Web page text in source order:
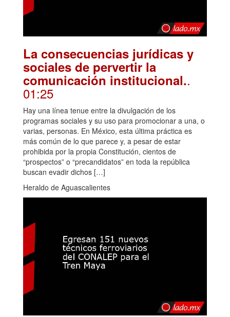
La consecuencias jurídicas y
sociales de pervertir la
comunicación institucional..
01:25
Hay una línea tenue entre la divulgación de los
programas sociales y su uso para promocionar a una, o
varias, personas. En México, esta última práctica es
más común de lo que parece y, a pesar de estar
prohibida por la propia Constitución, cientos de
“prospectos” o “precandidatos” en toda la república
buscan evadir dichos […]
Heraldo de Aguascalientes